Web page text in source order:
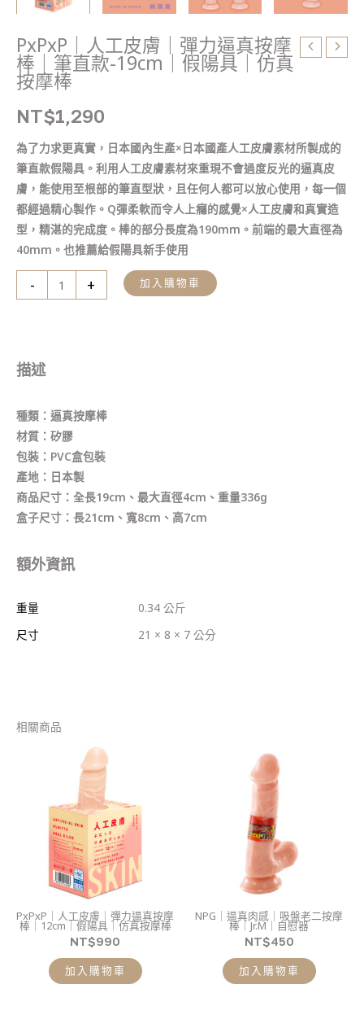
PxPxP｜人工皮膚｜彈力逼真按摩
棒｜筆直款-19cm｜假陽具｜仿真
按摩棒
NT$1,290
為了力求更真實，日本國內生產×日本國產人工皮膚素材所製成的
筆直款假陽具。利用人工皮膚素材來重現不會過度反光的逼真皮
膚，能使用至根部的筆直型狀，且任何人都可以放心使用，每一個
都經過精心製作。Q彈柔軟而令人上癮的感覺×人工皮膚和真實造
型，精湛的完成度。棒的部分長度為190mm。前端的最大直徑為
40mm。也推薦給假陽具新手使用
-
陽
｜
仿
真
按
棒
數
量
+ 加入購物車
描述
種類：逼真按摩棒
材質：矽膠
包裝：PVC盒包裝
產地：日本製
商品尺寸：全長19cm、最大直徑4cm、重量336g
盒子尺寸：長21cm、寬8cm、高7cm
額外資訊
重量
0.34 公斤
尺寸
21 × 8 × 7 公分
相關商品
PxPxP｜人工皮膚｜彈力逼真按摩
棒｜12cm｜假陽具｜仿真按摩棒
NT$990
加入購物車
NPG｜逼真肉感｜吸盤老二按摩
棒｜Jr.M｜自慰器
NT$450
加入購物車